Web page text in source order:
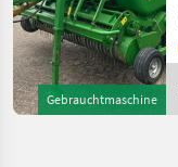
Gebrauchtmaschine